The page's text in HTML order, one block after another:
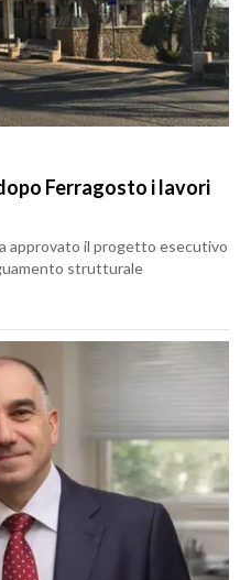
Ferragosto i lavori
approvato il progetto esecutivo
strutturale